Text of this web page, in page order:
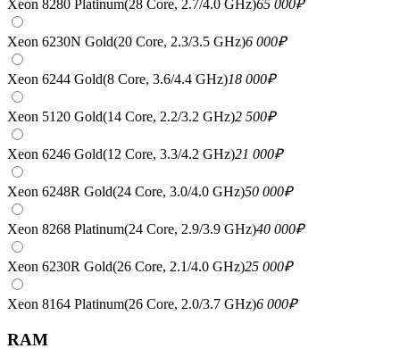
Xeon 8280 Platinum(28 Core, 2.7/4.0 GHz)65 000₽
Xeon 6230N Gold(20 Core, 2.3/3.5 GHz)6 000₽
Xeon 6244 Gold(8 Core, 3.6/4.4 GHz)18 000₽
Xeon 5120 Gold(14 Core, 2.2/3.2 GHz)2 500₽
Xeon 6246 Gold(12 Core, 3.3/4.2 GHz)21 000₽
Xeon 6248R Gold(24 Core, 3.0/4.0 GHz)50 000₽
Xeon 8268 Platinum(24 Core, 2.9/3.9 GHz)40 000₽
Xeon 6230R Gold(26 Core, 2.1/4.0 GHz)25 000₽
Xeon 8164 Platinum(26 Core, 2.0/3.7 GHz)6 000₽
RAM